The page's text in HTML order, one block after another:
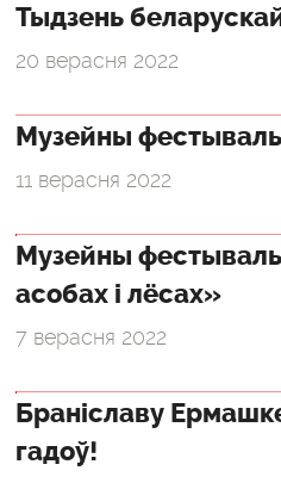
Тыдзень
20 верасня 2022
Музейны фестываль
11 верасня 2022
Музейны фестываль
асобах і лёсах»
7 верасня 2022
Браніславу
гадоў!